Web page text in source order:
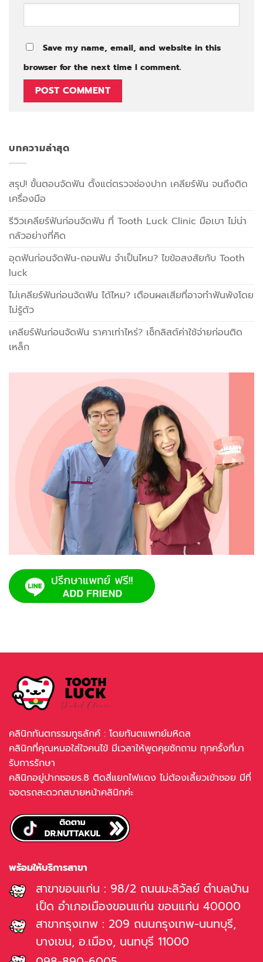
Save my name, email, and website in this
browser for the next time I comment.
บทความล่าสุด
สรุป! ขั้นตอนจัดฟัน ตั้งแต่ตรวจช่องปาก เคลียร์ฟัน จนถึงติด
เครื่องมือ
รีวิวเคลียร์ฟันก่อนจัดฟัน ที่ Tooth Luck Clinic มือเบา ไม่น่า
กลัวอย่างที่คิด
อุดฟันก่อนจัดฟัน-ถอนฟัน จำเป็นไหม? ไขข้อสงสัยกับ Tooth
luck
ไม่เคลียร์ฟันก่อนจัดฟัน ได้ไหม? เตือนผลเสียที่อาจทำฟันพังโดย
ไม่รู้ตัว
เคลียร์ฟันก่อนจัดฟัน ราคาเท่าไหร่? เช็กลิสต์ค่าใช้จ่ายก่อนติด
เหล็ก
คลินิกทันตกรรมทูธลักค์ : โดยทันตแพทย์มหิดล
คลินิกที่คุณหมอใส่ใจคนไข้ มีเวลาให้พูดคุยซักถาม ทุกครั้งที่มา
รับการรักษา
คลินิกอยู่ปากซอยร.8 ติดสี่แยกไฟแดง ไม่ต้องเลี้ยวเข้าซอย มีที่
จอดรถสะดวกสบายหน้าคลินิกค่ะ
พร้อมให้บริการสาขา
สาขาขอนแก่น : 98/2 ถนนมะลิวัลย์ ตำบลบ้าน
เป็ด อำเภอเมืองขอนแก่น ขอนแก่น 40000
สาขากรุงเทพ : 209 ถนนกรุงเทพ-นนทบุรี,
บางเขน, อ.เมือง, นนทบุรี 11000